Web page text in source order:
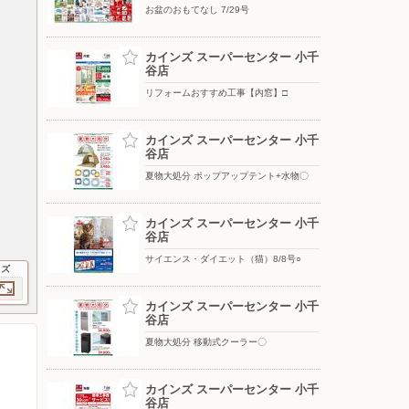
お盆のおもてなし 7/29号
カインズ スーパーセンター 小千
谷店
リフォームおすすめ工事【内窓】□
カインズ スーパーセンター 小千
谷店
夏物大処分 ポップアップテント+水物〇
カインズ スーパーセンター 小千
谷店
サイエンス・ダイエット（猫）8/8号○
カインズ スーパーセンター 小千
谷店
夏物大処分 移動式クーラー〇
カインズ スーパーセンター 小千
谷店